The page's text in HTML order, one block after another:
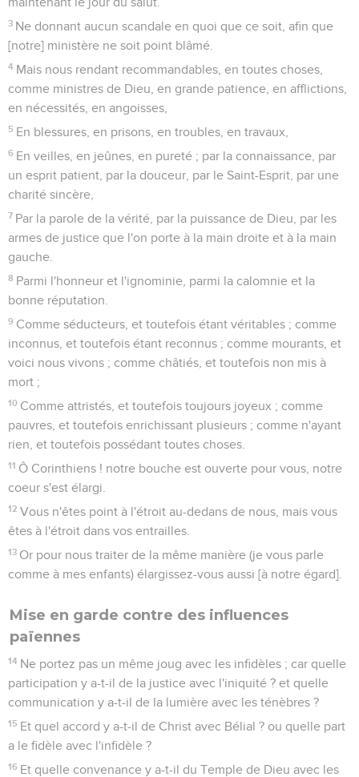
3 Ne donnant aucun scandale en quoi que ce soit, afin que
[notre] ministère ne soit point blâmé.
4 Mais nous rendant recommandables, en toutes choses,
comme ministres de Dieu, en grande patience, en afflictions,
en nécessités, en angoisses,
5 En blessures, en prisons, en troubles, en travaux,
6 En veilles, en jeûnes, en pureté ; par la connaissance, par
un esprit patient, par la douceur, par le Saint-Esprit, par une
charité sincère,
7 Par la parole de la vérité, par la puissance de Dieu, par les
armes de justice que l'on porte à la main droite et à la main
gauche.
8 Parmi l'honneur et l'ignominie, parmi la calomnie et la
bonne réputation.
9 Comme séducteurs, et toutefois étant véritables ; comme
inconnus, et toutefois étant reconnus ; comme mourants, et
voici nous vivons ; comme châtiés, et toutefois non mis à
mort ;
10 Comme attristés, et toutefois toujours joyeux ; comme
pauvres, et toutefois enrichissant plusieurs ; comme n'ayant
rien, et toutefois possédant toutes choses.
11 Ô Corinthiens ! notre bouche est ouverte pour vous, notre
coeur s'est élargi.
12 Vous n'êtes point à l'étroit au-dedans de nous, mais vous
êtes à l'étroit dans vos entrailles.
13 Or pour nous traiter de la même manière (je vous parle
comme à mes enfants) élargissez-vous aussi [à notre égard].
Mise en garde contre des influences
païennes
14 Ne portez pas un même joug avec les infidèles ; car quelle
participation y a-t-il de la justice avec l'iniquité ? et quelle
communication y a-t-il de la lumière avec les ténèbres ?
15 Et quel accord y a-t-il de Christ avec Bélial ? ou quelle part
a le fidèle avec l'infidèle ?
16 Et quelle convenance y a-t-il du Temple de Dieu avec les